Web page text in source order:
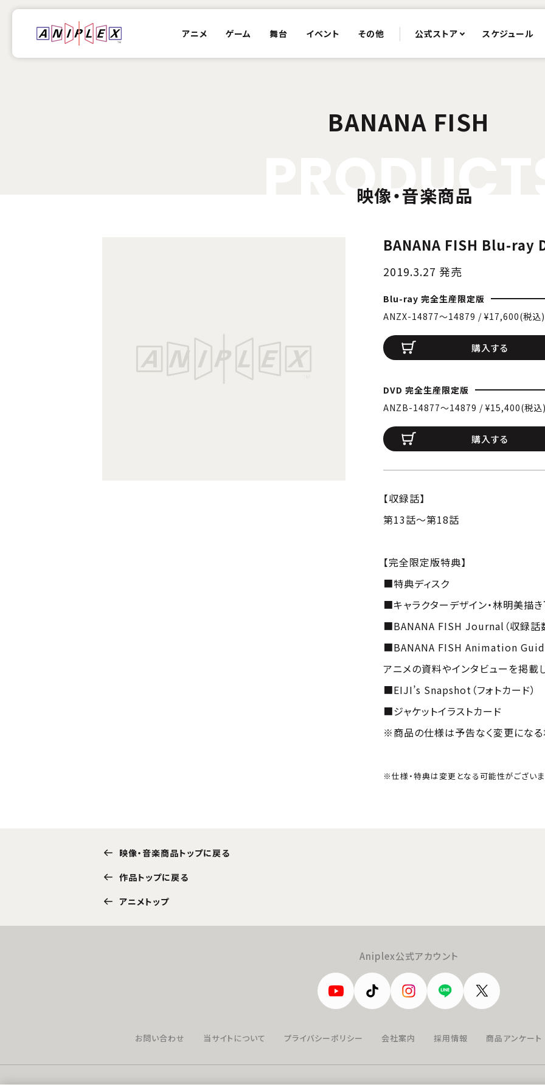
アニメ ゲーム 舞台 イベント その他 公式ストア スケジュール
BANANA FISH
ODUC
映像・音楽商品
BANANA FISH Blu-ray
2019.3.27 発売
Blu-ray 完全生産限定版
ANZX-14877〜14879 / ¥17,600(税込)
購入する
DVD 完全生産限定版
ANZB-14877〜14879 / ¥15,400(税込
購入する
【収録話】
第13話～第18話
【完全限定版特典】
■特典ディスク
■キャラクターデザイン・林明美描
■BANANA FISH Journal（収録話
■BANANA FISH Animation
アニメの資料やインタビューを掲載
■EIJI’s Snapshot（フォトカード）
■ジャケットイラストカード
※商品の仕様は予告なく変更になる
※仕様・特典は変更となる可能性がございま
映像・音楽商品トップに戻る
作品トップに戻る
アニメトップ
Aniplex公式アカウント
お問い合わせ 当サイトについて プライバシーポリシー 会社案内 採用情報 商品アンケート